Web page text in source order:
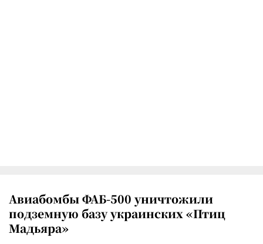
Авиабомбы ФАБ-500 уничтожили
подземную базу украинских «Птиц
Мадьяра»